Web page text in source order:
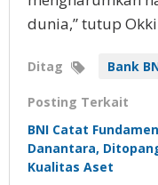
dunia,” tutup
Ditag Bank
Posting Terkait
BNI Catat
Danantara,
Kualitas Aset